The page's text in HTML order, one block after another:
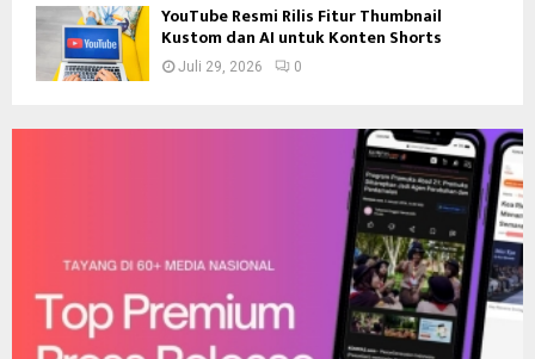
YouTube Resmi Rilis Fitur Thumbnail
Kustom dan AI untuk Konten Shorts
Juli 29, 2026 0